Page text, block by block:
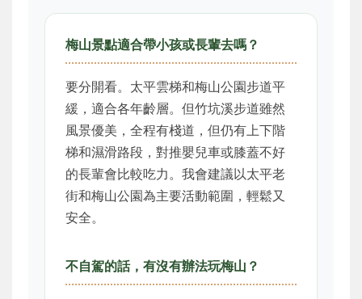
梅山景點適合帶小孩或長輩去嗎？
要分開看。太平雲梯和梅山公園步道平
緩，適合各年齡層。但竹坑溪步道雖然
風景優美，全程有棧道，但仍有上下階
梯和濕滑路段，對推嬰兒車或膝蓋不好
的長輩會比較吃力。我會建議以太平老
街和梅山公園為主要活動範圍，輕鬆又
安全。
不自駕的話，有沒有辦法玩梅山？